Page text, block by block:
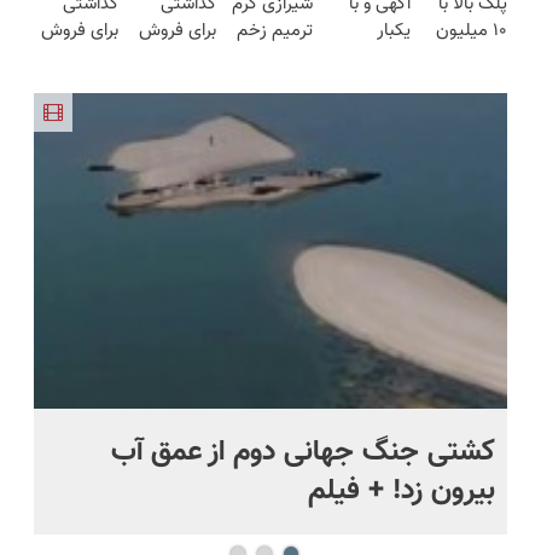
راحت
بفروش
اینجا سریع
و راحت
چین‌وچروک؛
مشاوره
۱۰ میلیون
یکبار
ترمیم زخم
برای فروش
بفروش
برای فروش
بفروش
کشتی‌ جنگ جهانی دوم از عمق آب
بیرون زد! + فیلم